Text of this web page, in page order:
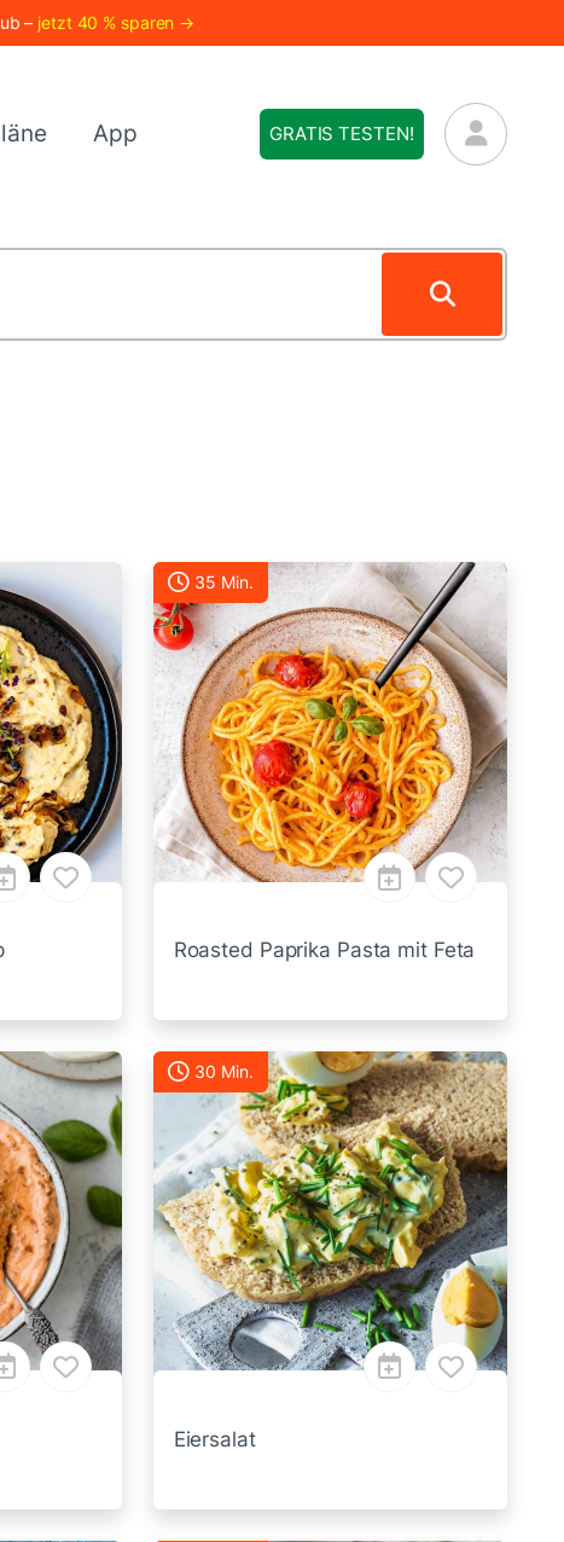
– jetzt 40 % sparen →
App GRATIS TESTEN!
35 Min.
Roasted Paprika Pasta mit Feta
30 Min.
Eiersalat